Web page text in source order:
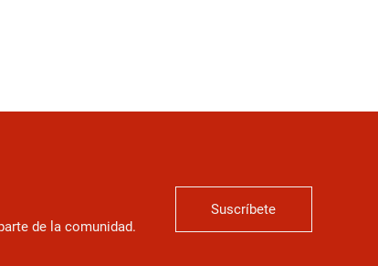
de la comunidad.
Suscríbete